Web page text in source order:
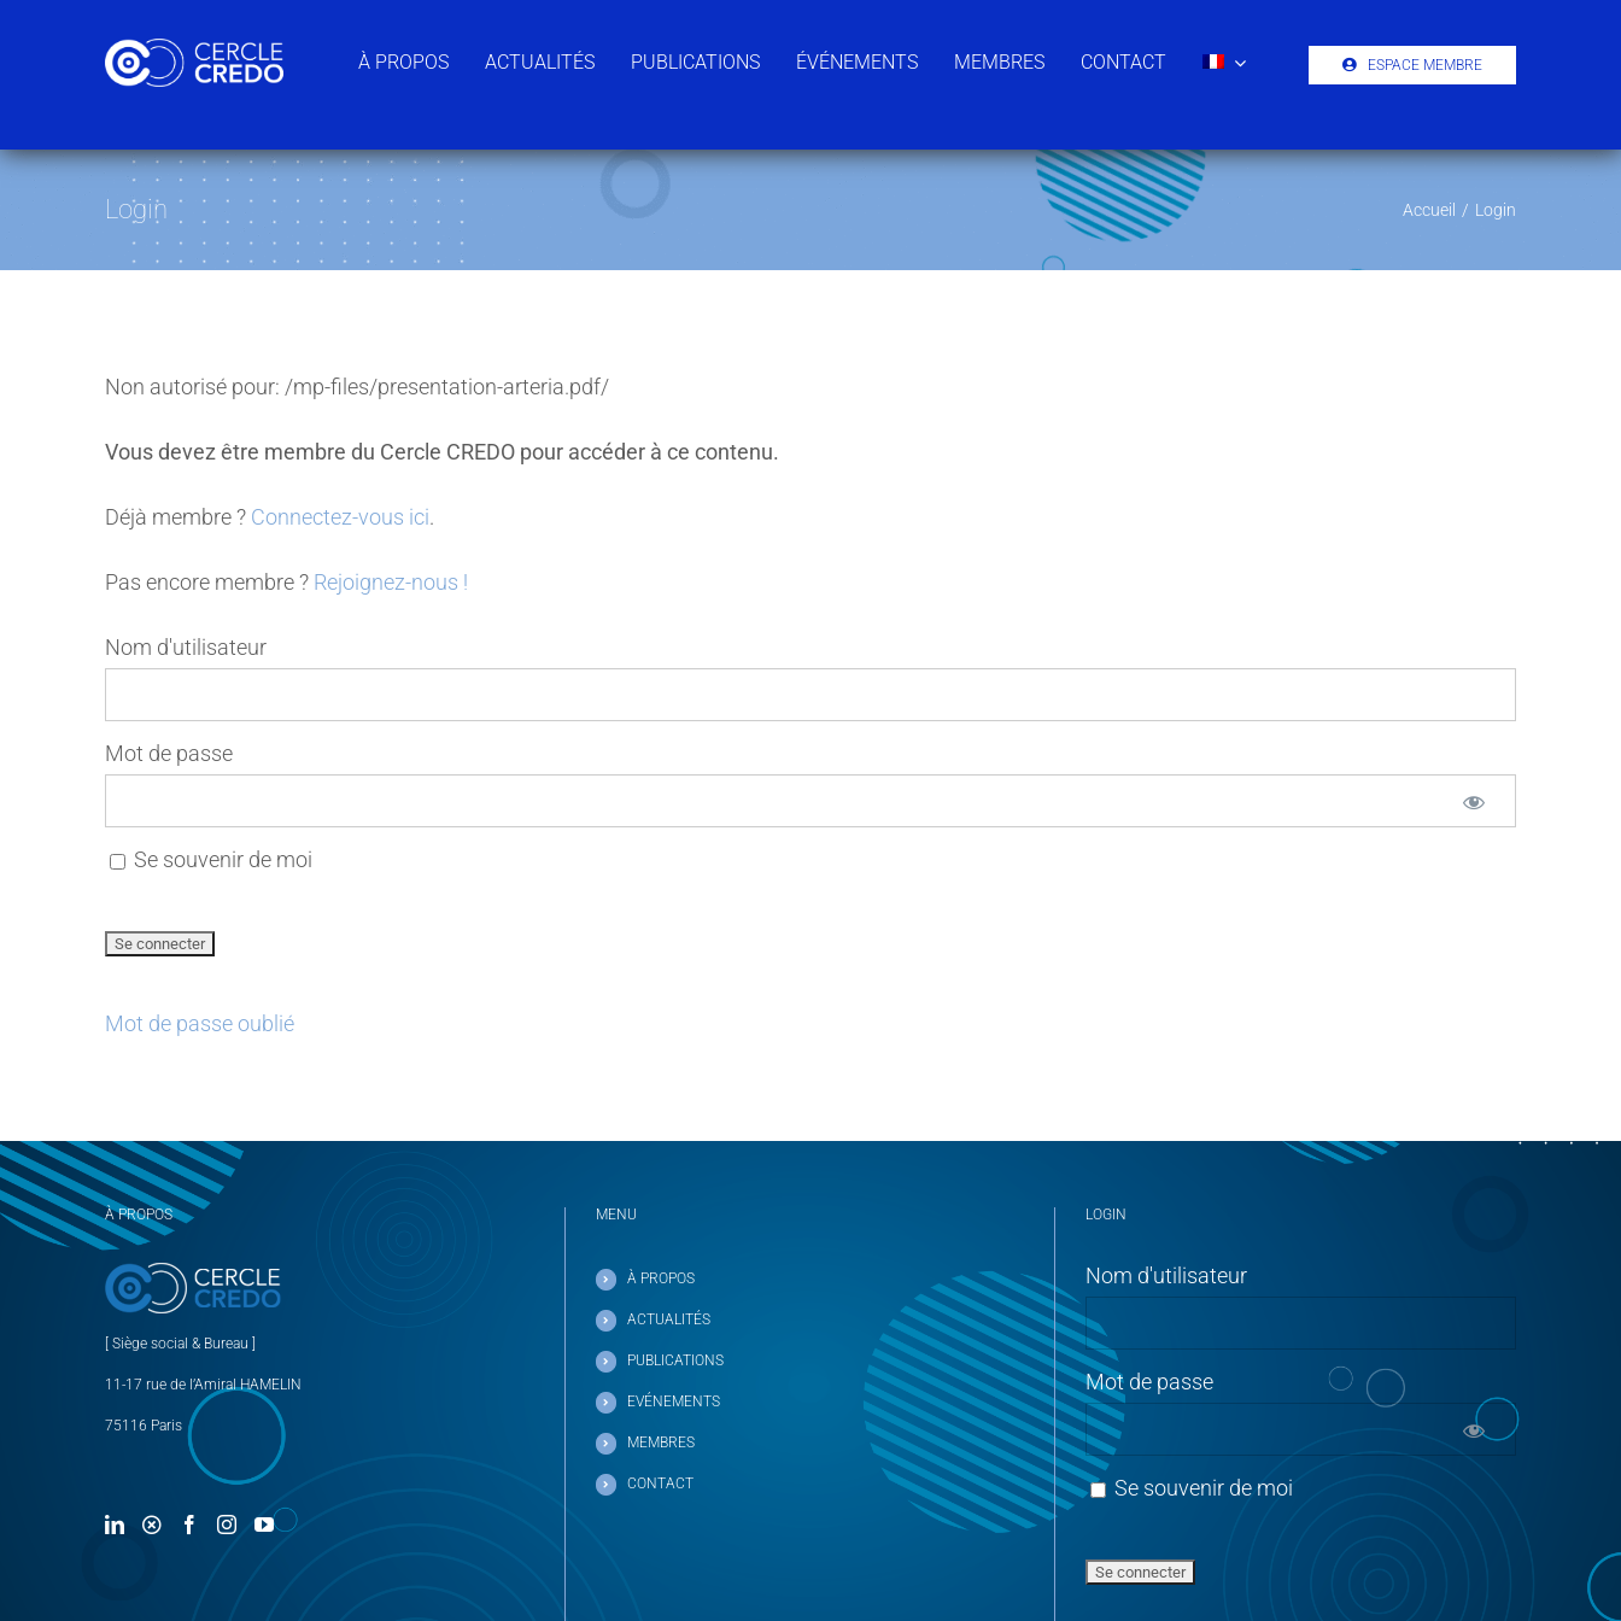
À PROPOS ACTUALITÉS PUBLICATIONS ÉVÉNEMENTS MEMBRES CONTACT ESPACE MEMBRE
Login Accueil / Login
Non autorisé pour: /mp-files/presentation-arteria.pdf/
Vous devez être membre du Cercle CREDO pour accéder à ce contenu.
Déjà membre ? Connectez-vous ici.
Pas encore membre ? Rejoignez-nous !
Nom d'utilisateur
Mot de passe
Se souvenir de moi
Mot de passe oublié
À PROPOS
[ Siège social & Bureau ]
11-17 rue de l’Amiral HAMELIN
75116 Paris
MENU
À PROPOS
ACTUALITÉS
PUBLICATIONS
EVÉNEMENTS
MEMBRES
CONTACT
LOGIN
Nom d'utilisateur
Mot de passe
Se souvenir de moi